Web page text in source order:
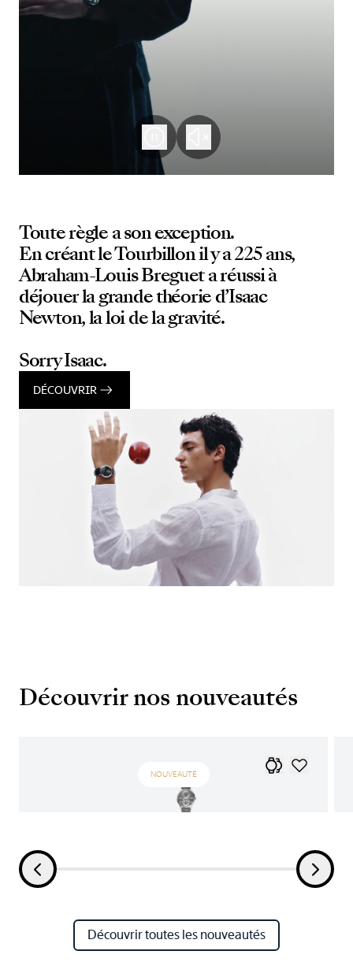
Toute règle a son exception.
En créant le Tourbillon il y a 225 ans,
Abraham-Louis Breguet a réussi à
déjouer la grande théorie d’Isaac
Newton, la loi de la gravité.
Sorry Isaac.
DÉCOUVRIR
Découvrir nos nouveautés
NOUVEAUTÉ
Découvrir toutes les nouveautés